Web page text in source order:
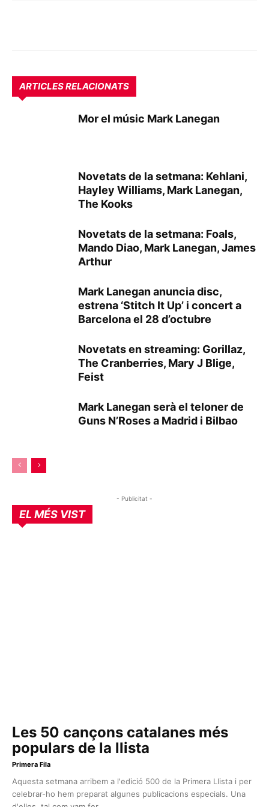
ARTICLES RELACIONATS
Mor el músic Mark Lanegan
Novetats de la setmana: Kehlani,
Hayley Williams, Mark Lanegan,
The Kooks
Novetats de la setmana: Foals,
Mando Diao, Mark Lanegan, James
Arthur
Mark Lanegan anuncia disc,
estrena ‘Stitch It Up’ i concert a
Barcelona el 28 d’octubre
Novetats en streaming: Gorillaz,
The Cranberries, Mary J Blige,
Feist
Mark Lanegan serà el teloner de
Guns N’Roses a Madrid i Bilbao
- Publicitat -
EL MÉS VIST
Les 50 cançons catalanes més
populars de la llista
Primera Fila
Aquesta setmana arribem a l'edició 500 de la Primera Llista i per
celebrar-ho hem preparat algunes publicacions especials. Una